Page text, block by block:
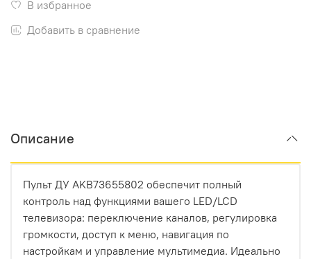
В избранное
Добавить в сравнение
Описание
Пульт ДУ AKB73655802 обеспечит полный
контроль над функциями вашего LED/LCD
телевизора: переключение каналов, регулировка
громкости, доступ к меню, навигация по
настройкам и управление мультимедиа. Идеально